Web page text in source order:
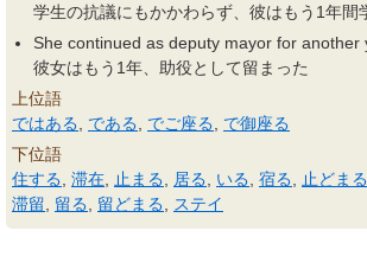
学生の抗議にもかかわらず、彼はもう1年間
She continued as deputy mayor for another
彼女はもう1年、助役として留まった
上位語
ではある
である でご座る
で御座る
下位語
住する 滞在 止まる 居る いる 宿る 止どまる
滞留
留る 留どまる ステイ